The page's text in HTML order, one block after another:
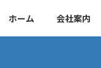
ホーム 会社案内